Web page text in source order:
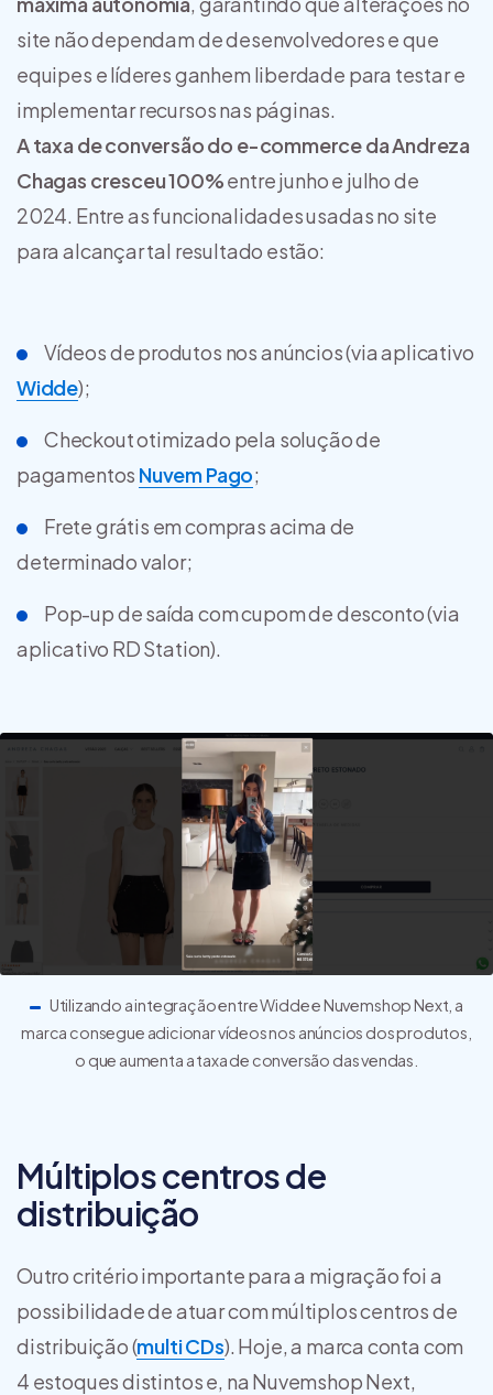
site não dependam de desenvolvedores e que
equipes e líderes ganhem liberdade para testar e
implementar recursos nas páginas.
A taxa de conversão do e-commerce da Andreza
Chagas cresceu 100%entre junho e julho de
2024. Entre as funcionalidades usadas no site
para alcançar tal resultado estão:
Vídeos de produtos nos anúncios (via aplicativo
Widde);
Checkout otimizado pela solução de
pagamentos Nuvem Pago;
Frete grátis em compras acima de
determinado valor;
Pop-up de saída com cupom de desconto (via
aplicativo RD Station).
Utilizando a integração entre Widde e Nuvemshop Next, a
marca consegue adicionar vídeos nos anúncios dos produtos,
o que aumenta a taxa de conversão das vendas.
Múltiplos centros de
distribuição
Outro critério importante para a migração foi a
possibilidade de atuar com múltiplos centros de
distribuição (multi CDs). Hoje, a marca conta com
4 estoques distintos e, na Nuvemshop Next,